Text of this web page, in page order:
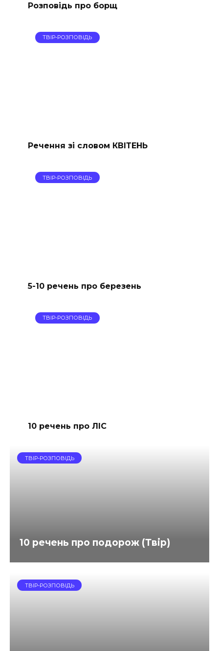
Розповідь про борщ
ТВІР-РОЗПОВІДЬ
Речення зі словом КВІТЕНЬ
ТВІР-РОЗПОВІДЬ
5-10 речень про березень
ТВІР-РОЗПОВІДЬ
10 речень про ЛІС
ТВІР-РОЗПОВІДЬ
10 речень про подорож (Твір)
ТВІР-РОЗПОВІДЬ